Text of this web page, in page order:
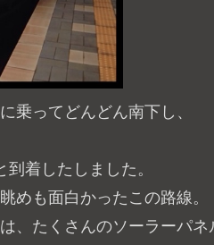
乗ってどんどん南下し、
着したしました。
めも面白かったこの路線。
、たくさんのソーラーパネ